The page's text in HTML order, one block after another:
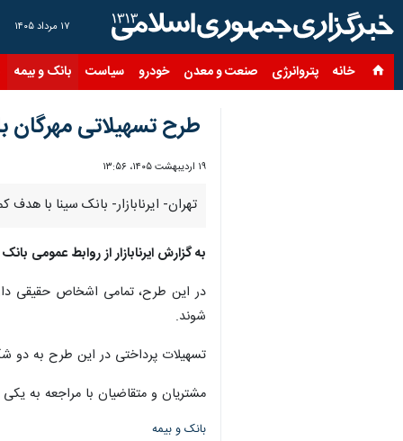
۱۷ مرداد ۱۴۰۵
خانه پتروانرژی صنعت و معدن خودرو سیاست بانک و بیمه
طرح تسهیلاتی مهرگان
۱۹ اردیبهشت ۱۴۰۵، ۱۳:۵۶
تهران- ایرنابازار- بانک سینا با
به گزارش ایرنابازار از روابط‌ عمومی بانک
شوند.
تسهیلات پرداختی در این طرح به دو شکل وام قرض‌الحسنه با
مشتریان و متقاضیان با مراجعه به
بانک و بیمه